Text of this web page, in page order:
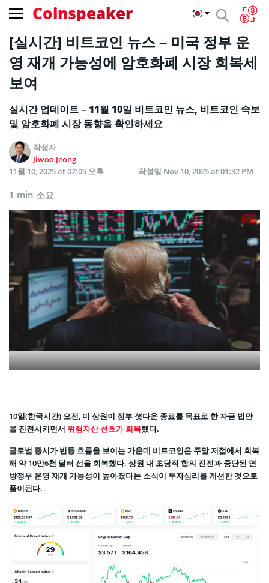
Coinspeaker
[실시간] 비트코인 뉴스 – 미국 정부 운
영 재개 가능성에 암호화폐 시장 회복세
보여
실시간 업데이트 – 11월 10일 비트코인 뉴스, 비트코인 속보
및 암호화폐 시장 동향을 확인하세요
작성자
Jiwoo Jeong
11월 10, 2025 at 07:05 오후
작성일 Nov 10, 2025 at 01:32 PM
1 min 소요
10일(한국시간) 오전, 미 상원이 정부 셧다운 종료를 목표로 한 자금 법안
을 진전시키면서 위험자산 선호가 회복됐다.
글로벌 증시가 반등 흐름을 보이는 가운데 비트코인은 주말 저점에서 회복
해 약 10만6천 달러 선을 회복했다. 상원 내 초당적 합의 진전과 중단된 연
방정부 운영 재개 가능성이 높아졌다는 소식이 투자심리를 개선한 것으로
풀이된다.